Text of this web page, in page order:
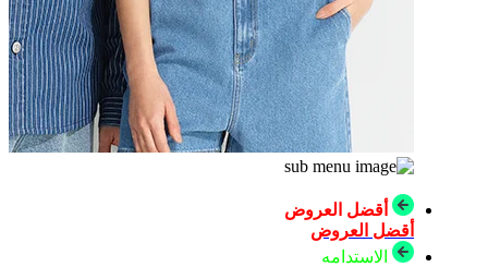
أقضل العروض
أقضل العروض
الاستدامه